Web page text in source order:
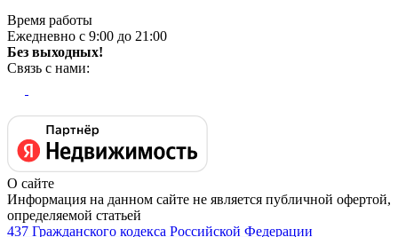
Время работы
Ежедневно с 9:00 до 21:00
Без выходных!
Связь с нами:
О сайте
Информация на данном сайте не является публичной офертой,
определяемой статьей
437 Гражданского кодекса Российской Федерации